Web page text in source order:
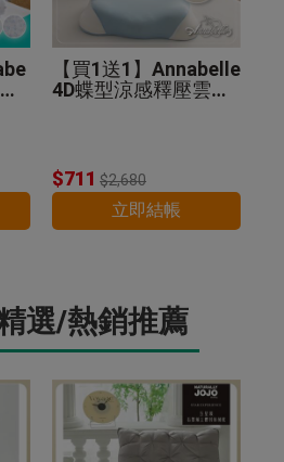
【買1送1】Annabelle
4D蝶型涼感釋壓雲朵
$711 $2,680
立即結帳
選/熱銷推薦